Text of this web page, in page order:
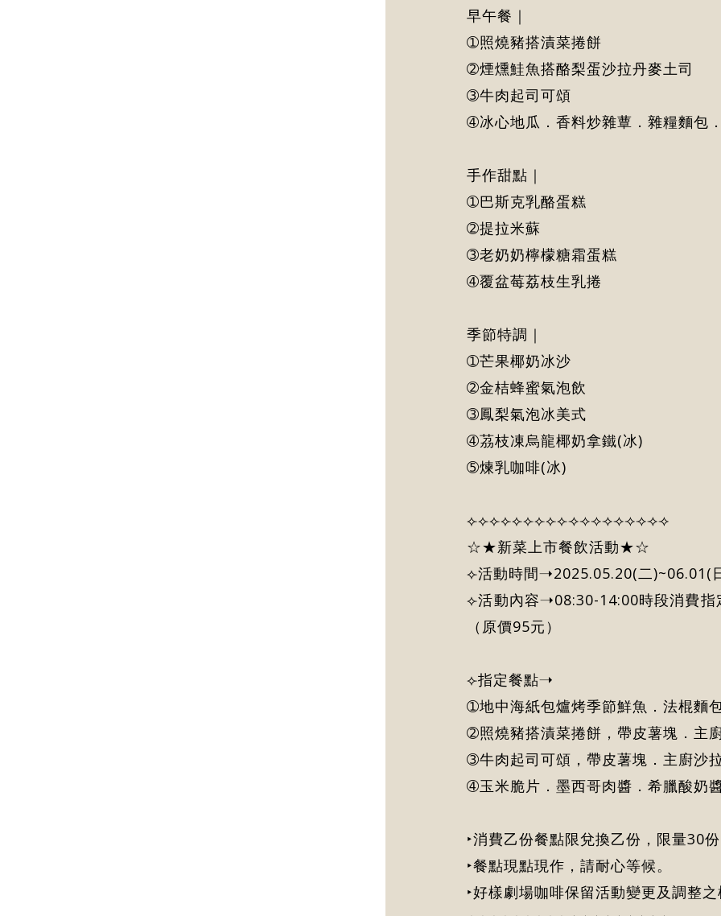
早午餐｜
➀照燒豬搭漬菜捲餅
➁煙燻鮭魚搭酪梨蛋沙拉丹麥土司
➂牛肉起司可頌
➃冰心地瓜．香料炒雜蕈．雜糧麵包
手作甜點｜
➀巴斯克乳酪蛋糕
➁提拉米蘇
➂老奶奶檸檬糖霜蛋糕
➃覆盆莓荔枝生乳捲
季節特調｜
➀芒果椰奶冰沙
➁金桔蜂蜜氣泡飲
➂鳳梨氣泡冰美式
➃茘枝凍烏龍椰奶拿鐵(冰)
➄煉乳咖啡(冰)
⟣⟣⟣⟣⟣⟣⟣⟣⟣⟢⟢⟢⟢⟢⟢⟢⟢⟢
☆★新菜上市餐飲活動★☆
⟣活動時間➝2025.05.20(二)~06.01(
⟣活動內容➝08:30-14:00時段消費指
（原價95元）
⟣指定餐點➝
➀地中海紙包爐烤季節鮮魚．法棍麵
➁照燒豬搭漬菜捲餅，帶皮薯塊．主
➂牛肉起司可頌，帶皮薯塊．主廚沙
➃玉米脆片．墨西哥肉醬．希臘酸奶
‣消費乙份餐點限兌換乙份，限量30
‣餐點現點現作，請耐心等候。
‣好樣劇場咖啡保留活動變更及調整之